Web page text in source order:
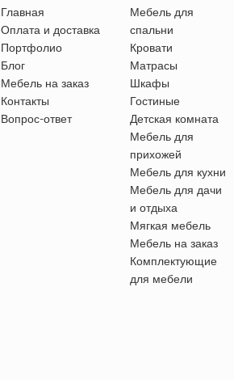
Главная
Оплата и доставка
Портфолио
Блог
Мебель на заказ
Контакты
Вопрос-ответ
Мебель для
спальни
Кровати
Матрасы
Шкафы
Гостиные
Детская комната
Мебель для
прихожей
Мебель для кухни
Мебель для дачи
и отдыха
Мягкая мебель
Мебель на заказ
Комплектующие
для мебели